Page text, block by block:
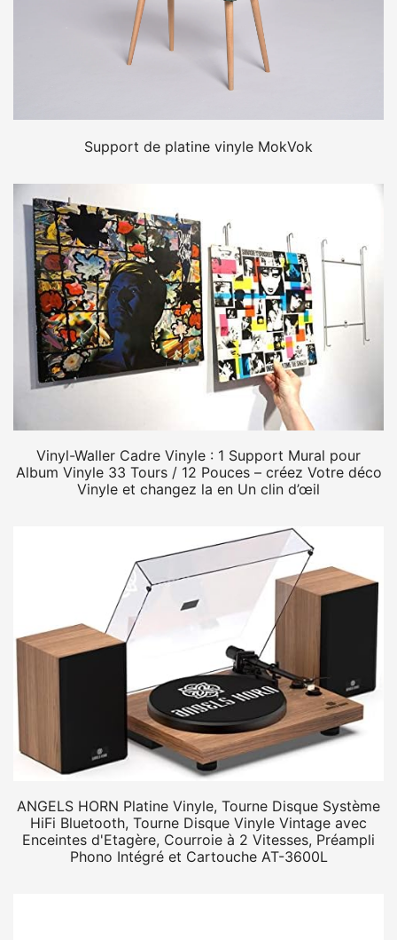
Support de platine vinyle MokVok
Vinyl-Waller Cadre Vinyle : 1 Support Mural pour
Album Vinyle 33 Tours / 12 Pouces – créez Votre déco
Vinyle et changez la en Un clin d’œil
ANGELS HORN Platine Vinyle, Tourne Disque Système
HiFi Bluetooth, Tourne Disque Vinyle Vintage avec
Enceintes d'Etagère, Courroie à 2 Vitesses, Préampli
Phono Intégré et Cartouche AT-3600L